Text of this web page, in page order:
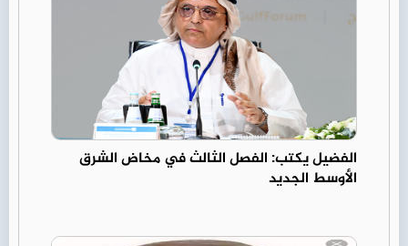
الفضيل يكتب: الفصل الثالث في مخاض الشرق
الأوسط الجديد